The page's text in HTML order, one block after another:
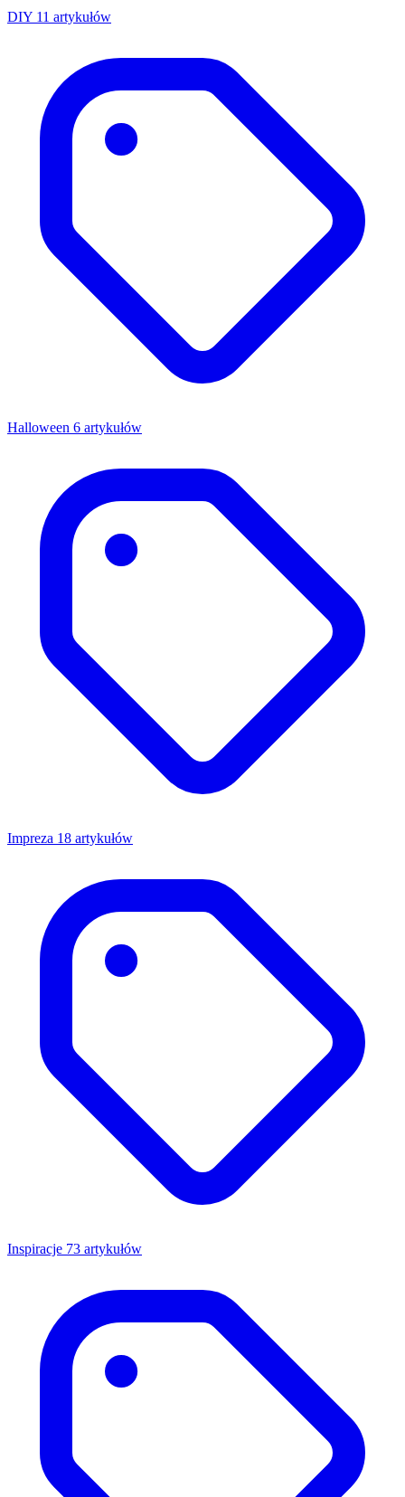
DIY 11 artykułów
Halloween 6 artykułów
Impreza 18 artykułów
Inspiracje 73 artykułów